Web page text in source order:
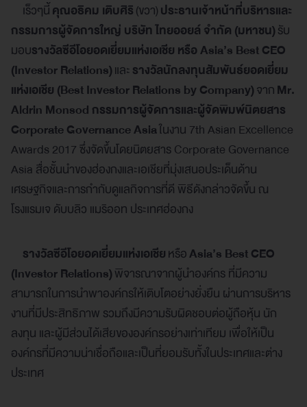
เร็วๆนี้คุณอธิคม เติบศิริ(ขวา)ประธานเจ้าหน้าที่บริหารและ
กรรมการผู้จัดการใหญ่ บริษัท ไทยออยล์ จำกัด (มหาชน)รับ
มอบรางวัลซีอีโอยอดเยี่ยมแห่งเอเชีย หรือ Asia’s Best CEO
(Investor Relations)และรางวัลนักลงทุนสัมพันธ์ยอดเยี่ยม
แห่งเอเชีย (Best Investor Relations by Company)จากMr.
Aldrin Monsod กรรมการผู้จัดการและผู้จัดพิมพ์นิตยสาร
Corporate Governance Asiaในงาน 7th Asian Excellence
Awards 2017 ซึ่งจัดขึ้นโดยนิตยสาร Corporate Governance
Asia สื่อชั้นนำของฮ่องกงและเอเชียที่มุ่งเสนอประเด็นด้าน
เศรษฐกิจและการกำกับดูแลกิจการที่ดี พิธีดังกล่าวจัดขึ้น ณ
โรงแรมเจ ดับบลิว แมริออท ประเทศฮ่องกง
รางวัลซีอีโอยอดเยี่ยมแห่งเอเชียหรือAsia’s Best CEO
(Investor Relations)พิจารณาจากผู้นำองค์กร ที่มีความ
สามารถในการนำพาองค์กรให้เติบโตอย่างยั่งยืน ผ่านการบริหาร
งานที่มีประสิทธิภาพ รวมถึงมีความรับผิดชอบต่อผู้ถือหุ้น นัก
ลงทุน และผู้มีส่วนได้เสียขององค์กรอย่างเท่าเทียม เพื่อให้เป็น
องค์กรที่มีความน่าเชื่อถือและเป็นที่ยอมรับทั้งในประเทศและต่าง
ประเทศ